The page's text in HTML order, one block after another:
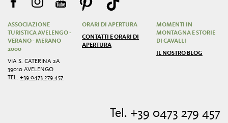
ASSOCIAZIONE
TURISTICA AVELENGO -
VERANO - MERANO
2000
VIA S. CATERINA 2A
39010 AVELENGO
TEL.+39 0473 279 457
ORARI DI APERTURA
CONTATTI E ORARI DI
APERTURA
MOMENTI IN
MONTAGNA E STORIE
DI CAVALLI
IL NOSTRO BLOG
Tel. +39 0473 279 457